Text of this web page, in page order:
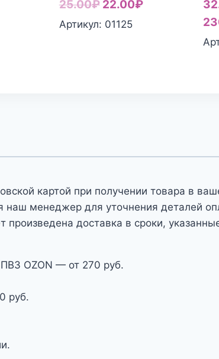
25.00₽ Первоначальная
цена
22.00₽Текущая
Артикул: 01125
картой при получении товара в
менеджер для уточнения деталей
доставка в сроки,
OZON — от 270 руб.
руб.